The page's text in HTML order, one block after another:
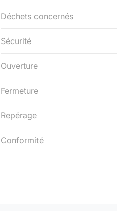
Déchets concernés
Sécurité
Ouverture
Fermeture
Repérage
Conformité